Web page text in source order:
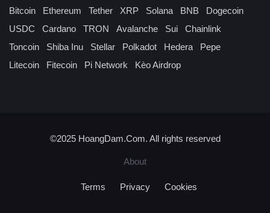
Bitcoin Ethereum Tether XRP Solana BNB
Dogecoin
USDC
Cardano TRON Avalanche Sui
Chainlink
Toncoin
Shiba Inu Stellar Polkadot Hedera
Pepe
Litecoin
Fitecoin Pi Network Kèo Airdrop
©2025 HoangDam.Com. All rights reserved
About
Terms Privacy Cookies